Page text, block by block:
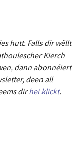
hutt. Falls dir wëllt
Kierch
dann abonnéiert
, deen all
dirhei klickt.